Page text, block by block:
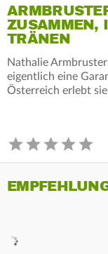
ZUSAMMEN,
RÄNEN
Nathalie
eigentlich eine
Österreich erlebt